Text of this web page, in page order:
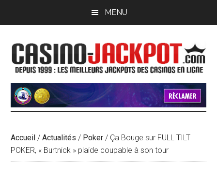
principal
barre
latérale
principale
MENU
Accueil /Actualités / Poker / Ça Bouge sur FULL TILT
POKER, « Burtnick » plaide coupable à son tour